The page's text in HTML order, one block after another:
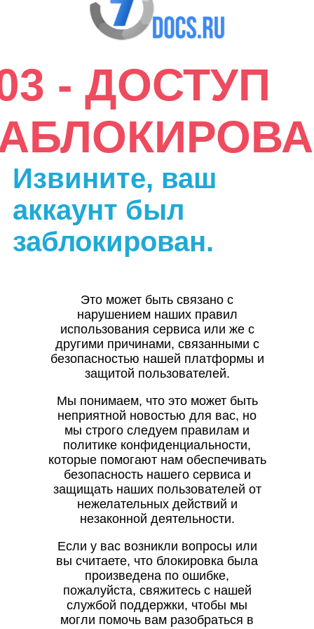
- ДОСТУП
Извините, ваш
аккаунт был
заблокирован.
Это может быть связано с
нарушением наших правил
использования сервиса или же с
другими причинами, связанными с
безопасностью нашей платформы и
защитой пользователей.
Мы понимаем, что это может быть
неприятной новостью для вас, но
мы строго следуем правилам и
политике конфиденциальности,
которые помогают нам обеспечивать
безопасность нашего сервиса и
защищать наших пользователей от
нежелательных действий и
незаконной деятельности.
Если у вас возникли вопросы или
вы считаете, что блокировка была
произведена по ошибке,
пожалуйста, свяжитесь с нашей
службой поддержки, чтобы мы
могли помочь вам разобраться в